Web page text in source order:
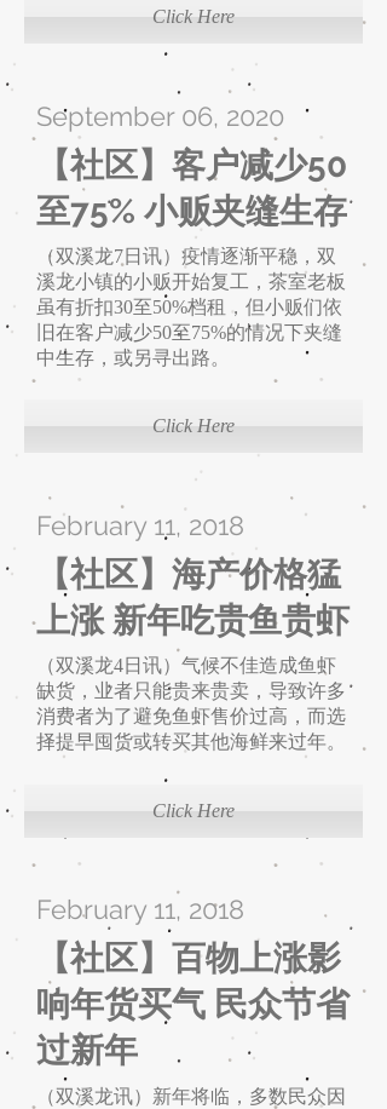
Click Here
September 06, 2020
【社区】客户减少50
至75% 小贩夹缝生存
（双溪龙7日讯）疫情逐渐平稳，双
溪龙小镇的小贩开始复工，茶室老板
虽有折扣30至50%档租，但小贩们依
旧在客户减少50至75%的情况下夹缝
中生存，或另寻出路。
Click Here
February 11, 2018
【社区】海产价格猛
上涨 新年吃贵鱼贵虾
（双溪龙4日讯）气候不佳造成鱼虾
缺货，业者只能贵来贵卖，导致许多
消费者为了避免鱼虾售价过高，而选
择提早囤货或转买其他海鲜来过年。
Click Here
February 11, 2018
【社区】百物上涨影
响年货买气 民众节省
过新年
（双溪龙讯）新年将临，多数民众因